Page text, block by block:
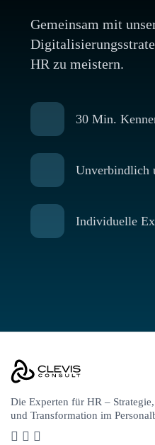
Gemeinsam mit
HR zu meistern.
30 Min.
Unverbindlich
Individuelle
Die Experten für HR –
und Transformation im